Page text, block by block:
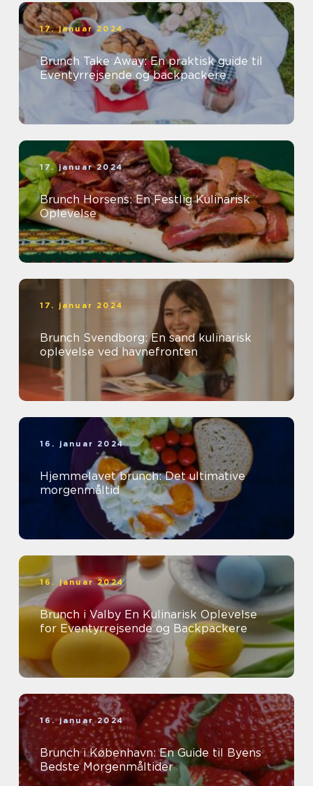
17. januar 2024
Brunch Take Away: En praktisk guide til
Eventyrrejsende og backpackere
17. januar 2024
Brunch Horsens: En Festlig Kulinarisk
Oplevelse
17. januar 2024
Brunch Svendborg: En sand kulinarisk
oplevelse ved havnefronten
16. januar 2024
Hjemmelavet brunch: Det ultimative
morgenmåltid
16. januar 2024
Brunch i Valby En Kulinarisk Oplevelse
for Eventyrrejsende og Backpackere
16. januar 2024
Brunch i København: En Guide til Byens
Bedste Morgenmåltider